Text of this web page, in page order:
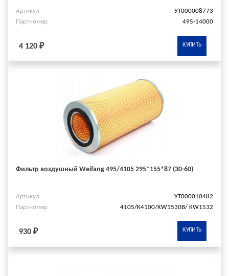
Артикул
УТ000008773
Партномер
495-14000
4 120 ₽ КУПИТЬ
Фильтр воздушный Weifang 495/4105 295*155*87 (30-60)
Артикул
УТ000010482
Партномер
4105/K4100/KW1530B/ KW1532
930 ₽ КУПИТЬ